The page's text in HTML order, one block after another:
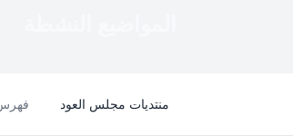
منتديات مجلس العود